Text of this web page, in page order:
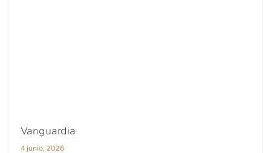
Vanguardia
4 junio, 2026